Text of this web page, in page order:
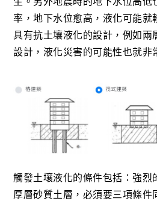
率，地下水位愈高，液化可能就
具有抗土壤液化的設計，例如兩
設計，液化災害的可能性也就非
觸發土壤液化的條件包括：強烈
厚層砂質土層，必須要三項條件